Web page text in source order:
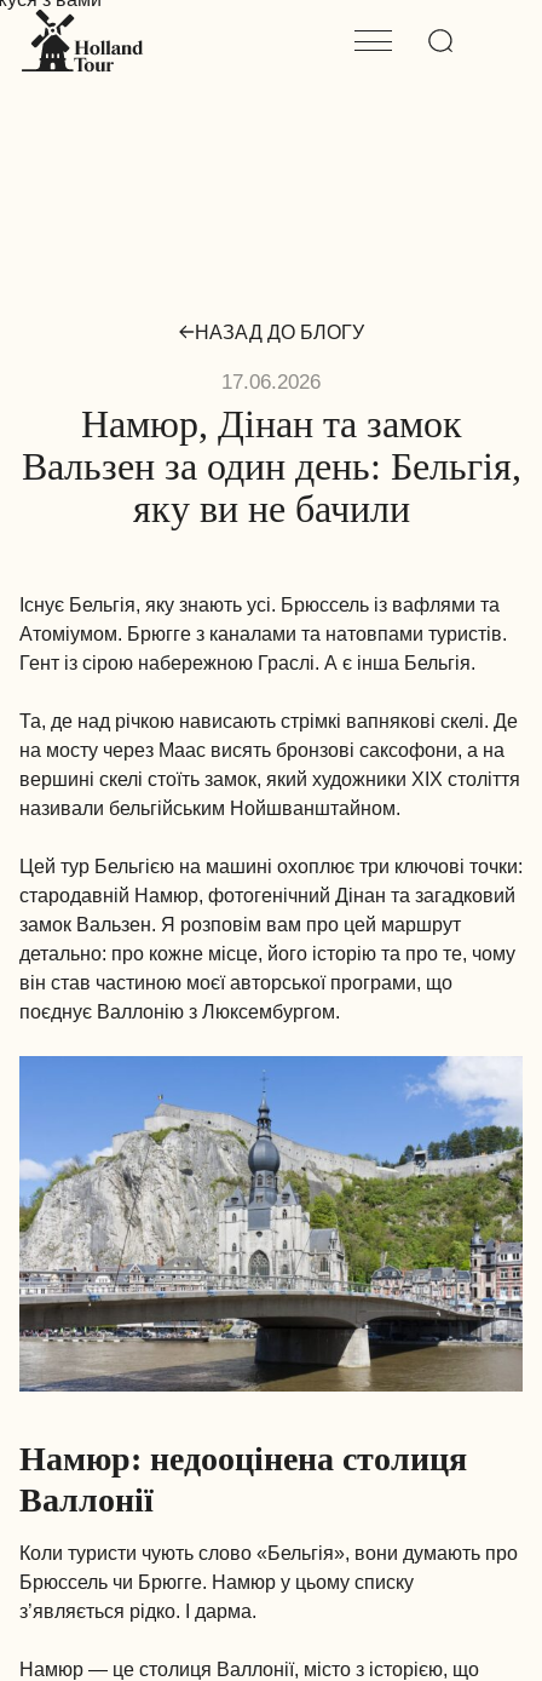
НАЗАД ДО БЛОГУ
17.06.2026
Намюр, Дінан та замок
Вальзен за один день: Бельгія,
яку ви не бачили
Існує Бельгія, яку знають усі. Брюссель із вафлями та
Атоміумом. Брюгге з каналами та натовпами туристів.
Гент із сірою набережною Граслі. А є інша Бельгія.
Та, де над річкою нависають стрімкі вапнякові скелі. Де
на мосту через Маас висять бронзові саксофони, а на
вершині скелі стоїть замок, який художники XIX століття
називали бельгійським Нойшванштайном.
Цей тур Бельгією на машині охоплює три ключові точки:
стародавній Намюр, фотогенічний Дінан та загадковий
замок Вальзен. Я розповім вам про цей маршрут
детально: про кожне місце, його історію та про те, чому
він став частиною моєї авторської програми, що
поєднує Валлонію з Люксембургом.
Намюр: недооцінена столиця
Валлонії
Коли туристи чують слово «Бельгія», вони думають про
Брюссель чи Брюгге. Намюр у цьому списку
з’являється рідко. І дарма.
Намюр — це столиця Валлонії, місто з історією, що